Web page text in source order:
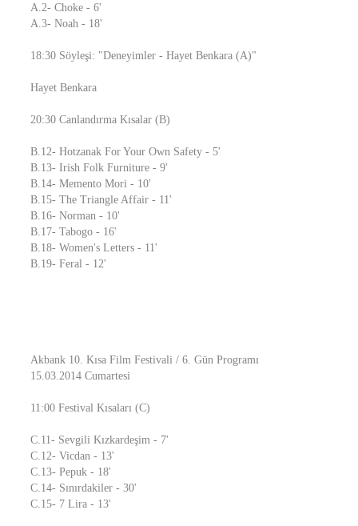
A.2- Choke - 6'
A.3- Noah - 18'
18:30 Söyleşi: "Deneyimler - Hayet Benkara (A)"
Hayet Benkara
20:30 Canlandırma Kısalar (B)
B.12- Hotzanak For Your Own Safety - 5'
B.13- Irish Folk Furniture - 9'
B.14- Memento Mori - 10'
B.15- The Triangle Affair - 11'
B.16- Norman - 10'
B.17- Tabogo - 16'
B.18- Women's Letters - 11'
B.19- Feral - 12'
Akbank 10. Kısa Film Festivali / 6. Gün Programı
15.03.2014 Cumartesi
11:00 Festival Kısaları (C)
C.11- Sevgili Kızkardeşim - 7'
C.12- Vicdan - 13'
C.13- Pepuk - 18'
C.14- Sınırdakiler - 30'
C.15- 7 Lira - 13'